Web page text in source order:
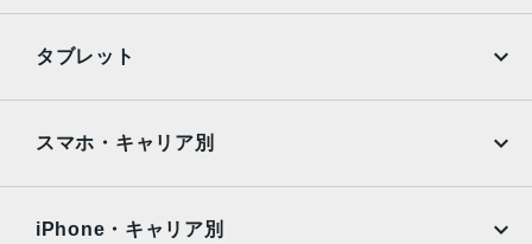
AQUOS
OPPO Android
タブレット
Surface
スマホ・キャリア別
iPhone・キャリア別